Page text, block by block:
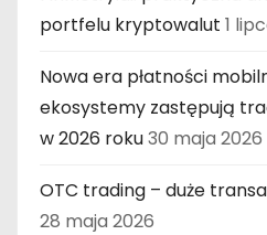
portfelu kryptowalut 1
Nowa era płatności
ekosystemy zastępują
w 2026 roku30 maja 2026
OTC trading – duże
28 maja 2026